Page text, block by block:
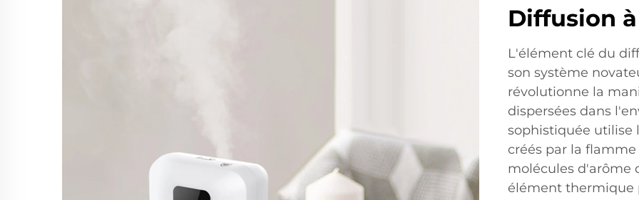
Diffusion
L'élément clé du
son système
révolutionne la
dispersées dans
sophistiquée utilise
créés par la
molécules d'arôme
élément thermique